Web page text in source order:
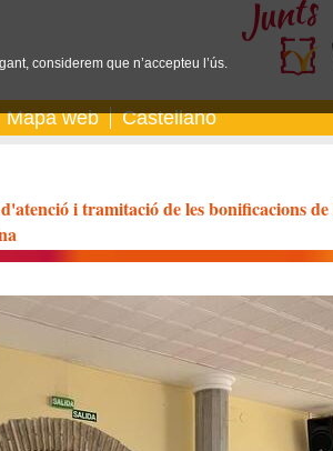
Mapa web Castellano
i tramitació de les bonificacions
considerem que n’accepteu l’ús.